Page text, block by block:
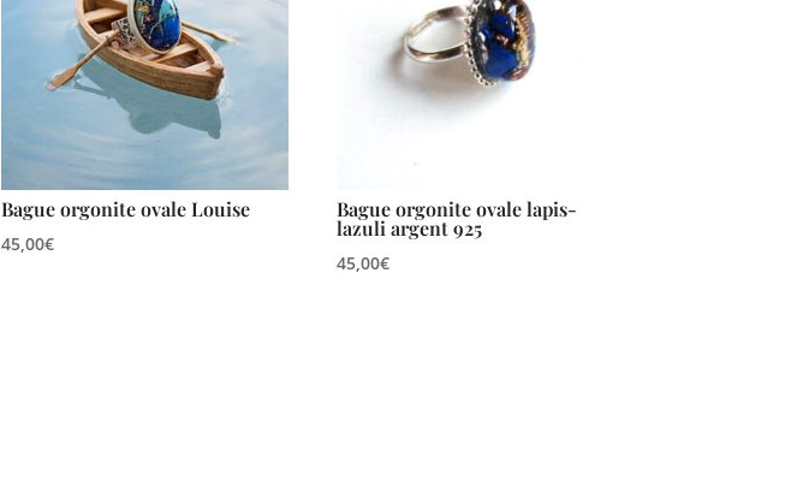
Bague orgonite ovale Louise
45,00€
Bague orgonite ovale lapis-
lazuli argent 925
45,00€